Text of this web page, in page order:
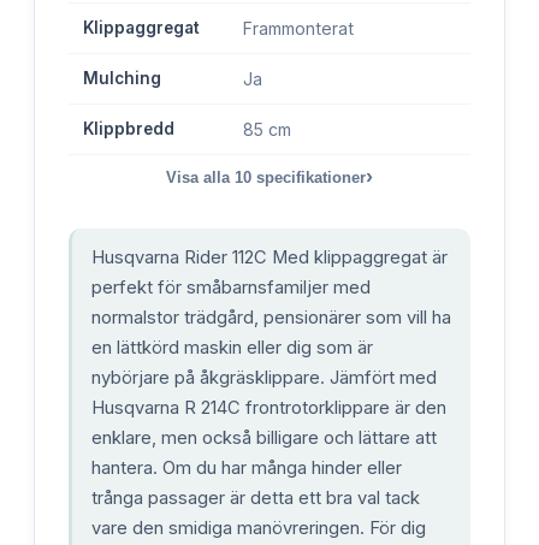
Klippaggregat Frammonterat
Mulching Ja
Klippbredd 85 cm
Visa alla 10 specifikationer›
Husqvarna Rider 112C Med klippaggregat är
perfekt för småbarnsfamiljer med
normalstor trädgård, pensionärer som vill ha
en lättkörd maskin eller dig som är
nybörjare på åkgräsklippare. Jämfört med
Husqvarna R 214C frontrotorklippare är den
enklare, men också billigare och lättare att
hantera. Om du har många hinder eller
trånga passager är detta ett bra val tack
vare den smidiga manövreringen. För dig